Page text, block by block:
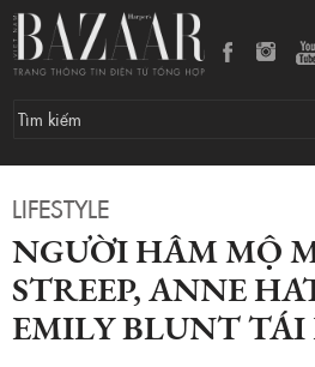
LIFESTYLE
NGƯỜI HÂM MỘ
STREEP, ANNE
EMILY BLUNT TÁI